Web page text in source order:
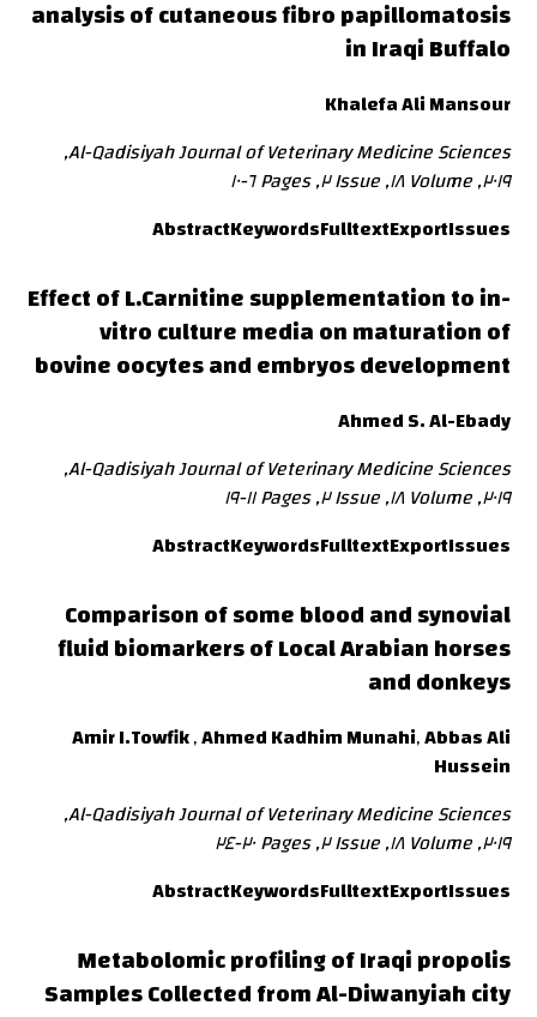
analysis of cutaneous fibro papillomatosis
in Iraqi Buffalo
Khalefa Ali Mansour
Al-Qadisiyah Journal of Veterinary Medicine Sciences,
٢٠١٩, Volume ١٨, Issue ٢, Pages ٦-١٠
AbstractKeywordsFulltextExportIssues
Effect of L.Carnitine supplementation to in-
vitro culture media on maturation of
bovine oocytes and embryos development
Ahmed S. Al-Ebady
Al-Qadisiyah Journal of Veterinary Medicine Sciences,
٢٠١٩, Volume ١٨, Issue ٢, Pages ١١-١٩
AbstractKeywordsFulltextExportIssues
Comparison of some blood and synovial
fluid biomarkers of Local Arabian horses
and donkeys
Amir I.Towfik,Ahmed Kadhim Munahi,Abbas Ali
Hussein
Al-Qadisiyah Journal of Veterinary Medicine Sciences,
٢٠١٩, Volume ١٨, Issue ٢, Pages ٢٠-٢٤
AbstractKeywordsFulltextExportIssues
Metabolomic profiling of Iraqi propolis
Samples Collected from Al-Diwanyiah city